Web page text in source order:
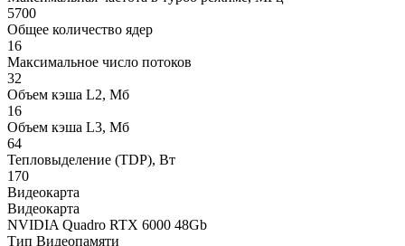
5700
Общее количество ядер
16
Максимальное число потоков
32
Объем кэша L2, Мб
16
Объем кэша L3, Мб
64
Тепловыделение (TDP), Вт
170
Видеокарта
Видеокарта
NVIDIA Quadro RTX 6000 48Gb
Тип Видеопамяти